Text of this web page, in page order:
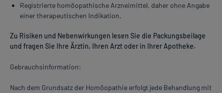
Registrierte homöopathische Arzneimittel, daher ohne Angabe
einer therapeutischen Indikation.
Zu Risiken und Nebenwirkungen lesen Sie die Packungsbeilage
und fragen Sie Ihre Ärztin, Ihren Arzt oder in Ihrer Apotheke.
Gebrauchsinformation:
Nach dem Grundsatz der Homöopathie erfolgt jede Behandlung mit